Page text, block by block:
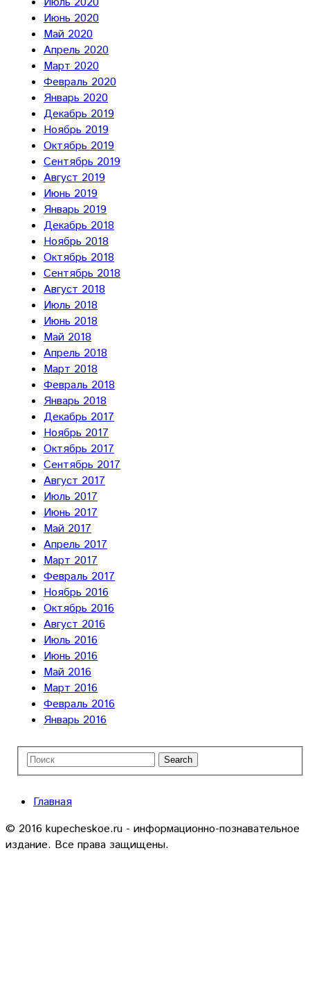
Июнь 2020
Май 2020
Апрель 2020
Март 2020
Февраль 2020
Январь 2020
Декабрь 2019
Ноябрь 2019
Октябрь 2019
Сентябрь 2019
Август 2019
Июнь 2019
Январь 2019
Декабрь 2018
Ноябрь 2018
Октябрь 2018
Сентябрь 2018
Август 2018
Июль 2018
Июнь 2018
Май 2018
Апрель 2018
Март 2018
Февраль 2018
Январь 2018
Декабрь 2017
Ноябрь 2017
Октябрь 2017
Сентябрь 2017
Август 2017
Июль 2017
Июнь 2017
Май 2017
Апрель 2017
Март 2017
Февраль 2017
Ноябрь 2016
Октябрь 2016
Август 2016
Июль 2016
Июнь 2016
Май 2016
Март 2016
Февраль 2016
Январь 2016
Главная
© 2016 kupecheskoe.ru - информационно-познавательное
издание. Все права защищены.